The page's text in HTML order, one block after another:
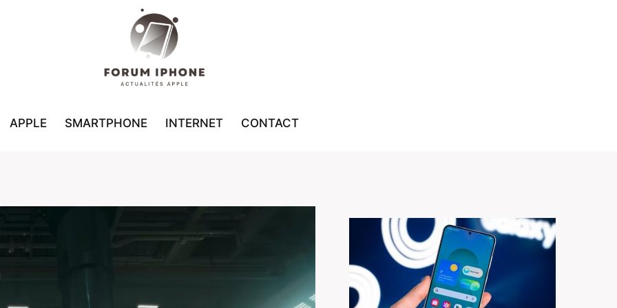
APPLE SMARTPHONE INTERNET CONTACT